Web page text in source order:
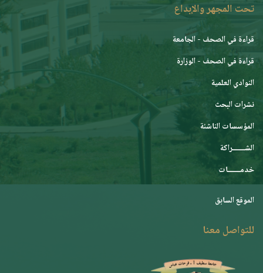
تحت المجهر والإبداع
قراءة في الصحف - الجامعة
قراءة في الصحف - الوزارة
النوادي العلمية
نشرات البحث
المؤسسات الناشئة
الشـــــــراكة
خدمـــــــات
الموقع السابق
للتواصل معنا